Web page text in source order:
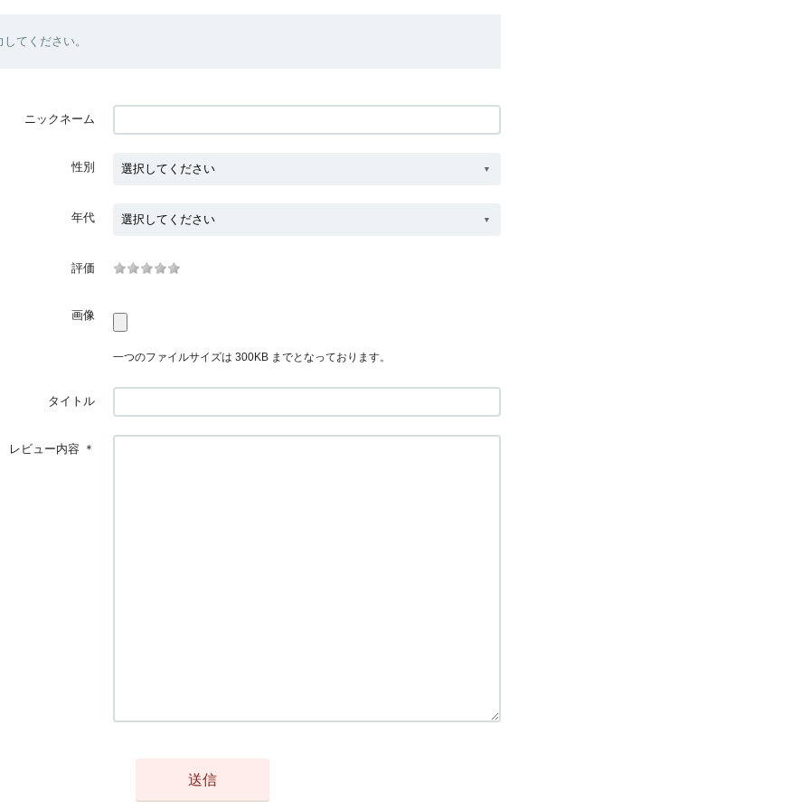
てください。
ニックネーム
性別
年代
評価
画像
一つのファイルサイズは 300KB までとなっております。
タイトル
レビュー内容 ＊